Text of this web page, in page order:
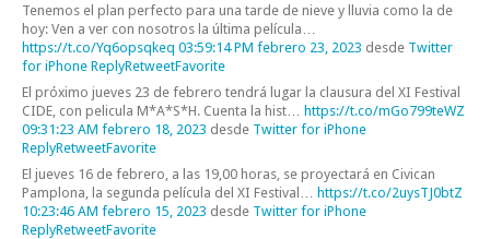
Tenemos el plan perfecto para una tarde de nieve y lluvia como la de
hoy: Ven a ver con nosotros la última película…
https://t.co/Yq6opsqkeq 03:59:14 PM febrero 23, 2023 desde Twitter
for iPhone ReplyRetweetFavorite
El próximo jueves 23 de febrero tendrá lugar la clausura del XI Festival
CIDE, con pelicula M*A*S*H. Cuenta la hist… https://t.co/mGo799teWZ
09:31:23 AM febrero 18, 2023 desde Twitter for iPhone
ReplyRetweetFavorite
El jueves 16 de febrero, a las 19,00 horas, se proyectará en Civican
Pamplona, la segunda película del XI Festival… https://t.co/2uysTJ0btZ
10:23:46 AM febrero 15, 2023 desde Twitter for iPhone
ReplyRetweetFavorite